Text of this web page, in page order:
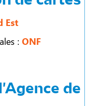
Est
: ONF
de